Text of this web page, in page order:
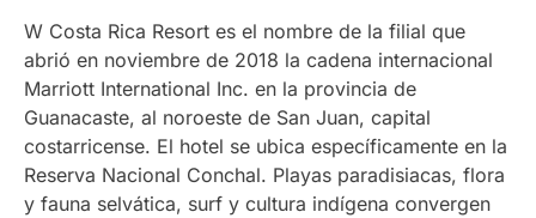
W Costa Rica Resort es el nombre de la filial que
abrió en noviembre de 2018 la cadena internacional
Marriott International Inc. en la provincia de
Guanacaste, al noroeste de San Juan, capital
costarricense. El hotel se ubica específicamente en la
Reserva Nacional Conchal. Playas paradisiacas, flora
y fauna selvática, surf y cultura indígena convergen